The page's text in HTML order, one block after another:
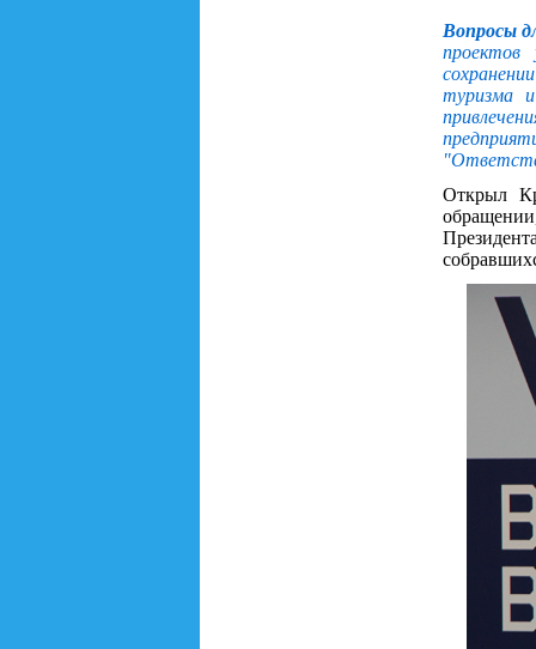
Вопросы
проектов
туризма
Открыл